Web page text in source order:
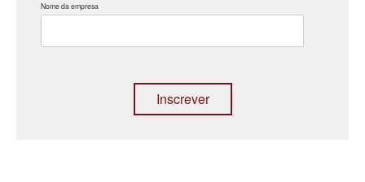
Nome da empresa